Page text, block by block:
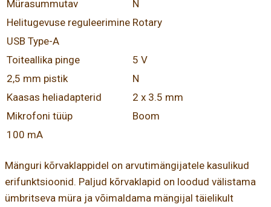
Mürasummutav
N
Helitugevuse reguleerimine Rotary
USB Type-A
Toiteallika pinge
5 V
2,5 mm pistik
N
Kaasas heliadapterid
2 x 3.5 mm
Mikrofoni tüüp
Boom
100 mA
Mänguri kõrvaklappidel on arvutimängijatele kasulikud
erifunktsioonid. Paljud kõrvaklapid on loodud välistama
ümbritseva müra ja võimaldama mängijal täielikult